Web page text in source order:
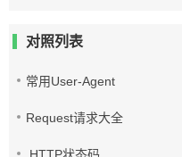
对照列表
常用User-Agent
Request请求大全